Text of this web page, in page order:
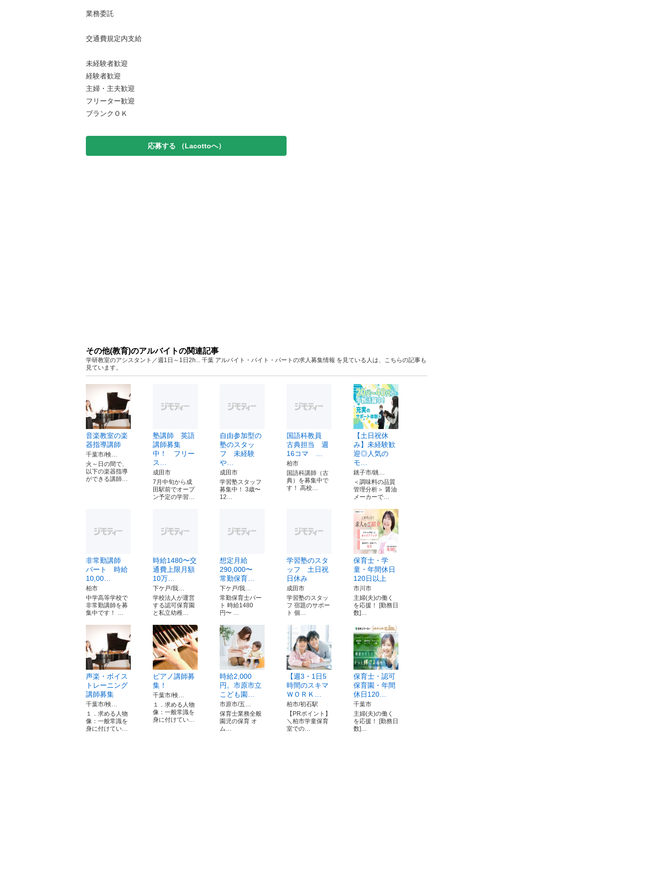
業務委託
交通費規定内支給
未経験者歓迎
経験者歓迎
主婦・主夫歓迎
フリーター歓迎
ブランクＯＫ
応募する （Lacottoへ）
その他(教育)のアルバイトの関連記事
学研教室のアシスタント／週1日～1日2h... 千葉 アルバイト・バイト・パートの求人募集情報 を見ている人は、こちらの記事も
見ています。
音楽教室の楽
器指導講師
千葉市/検…
火～日の間で、
以下の楽器指導
ができる講師…
塾講師 英語
講師募集
中！ フリー
ス…
成田市
7月中旬から成
田駅前でオープ
ン予定の学習…
自由参加型の
塾のスタッ
フ 未経験
や…
成田市
学習塾スタッフ
募集中！ 3歳〜
12…
国語科教員
古典担当 週
16コマ …
柏市
国語科講師（古
典）を募集中で
す！ 高校…
【土日祝休
み】未経験歓
迎◎人気の
モ…
銚子市/銚…
＜調味料の品質
管理分析＞ 醤油
メーカーで…
非常勤講師
パート 時給
10,00…
柏市
中学高等学校で
非常勤講師を募
集中です！ …
時給1480〜交
通費上限月額
10万…
下ケ戸/我…
学校法人が運営
する認可保育園
と私立幼稚…
想定月給
290,000〜
常勤保育…
下ケ戸/我…
常勤保育士パー
ト 時給1480
円〜 …
学習塾のスタ
ッフ 土日祝
日休み
成田市
学習塾のスタッ
フ 宿題のサポー
ト 個…
保育士・学
童・年間休日
120日以上
市川市
主婦(夫)の働く
を応援！ [勤務日
数]…
声楽・ボイス
トレーニング
講師募集
千葉市/検…
１．求める人物
像：一般常識を
身に付けてい…
ピアノ講師募
集！
千葉市/検…
１．求める人物
像：一般常識を
身に付けてい…
時給2,000
円。市原市立
こども園…
市原市/五…
保育士業務全般
園児の保育 オ
ム…
【週3・1日5
時間のスキマ
ＷＯＲＫ…
柏市/初石駅
【PRポイント】
＼柏市学童保育
室での…
保育士・認可
保育園・年間
休日120…
千葉市
主婦(夫)の働く
を応援！ [勤務日
数]…